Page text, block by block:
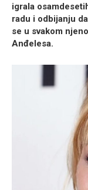
igrala
radu i odbijanju
se u svakom
Anđelesa.